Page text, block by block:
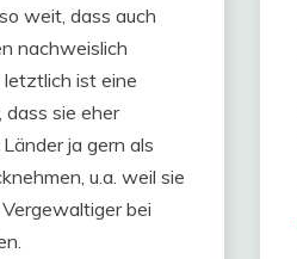
weit, dass auch
nachweislich
ist eine
dass sie eher
ja gern als
u.a. weil sie
bei